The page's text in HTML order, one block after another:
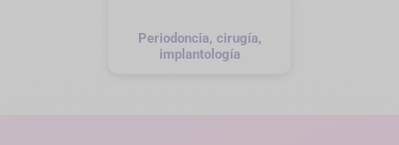
Periodoncia, cirugía,
implantología